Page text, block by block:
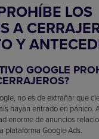
LOS
A
Y
GOOGLE
no es de extrañar que
hayan entrado en pánico.
enorme de anuncios
plataforma Google Ads.